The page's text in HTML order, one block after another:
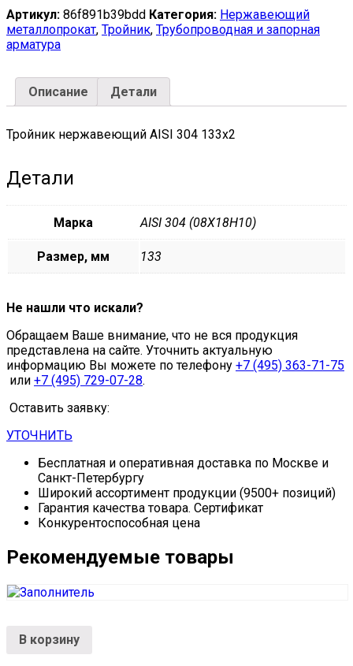
quantity
Артикул: 86f891b39bdd Категория: Нержавеющий
металлопрокат, Тройник, Трубопроводная и запорная
арматура
Описание Детали
Тройник нержавеющий AISI 304 133х2
Детали
Марка AISI 304 (08Х18Н10)
Размер, мм 133
Не нашли что искали?
Обращаем Ваше внимание, что не вся продукция
представлена на сайте. Уточнить актуальную
информацию Вы можете по телефону +7 (495) 363-71-75
или +7 (495) 729-07-28.
Оставить заявку:
УТОЧНИТЬ
Бесплатная и оперативная доставка по Москве и
Санкт-Петербургу
Широкий ассортимент продукции (9500+ позиций)
Гарантия качества товара. Сертификат
Конкурентоспособная цена
Рекомендуемые товары
В корзину